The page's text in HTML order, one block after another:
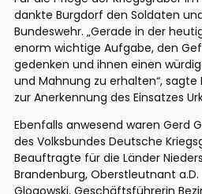
dankte Burgdorf den Soldaten
Bundeswehr. „Gerade in der
enorm wichtige Aufgabe, den
gedenken und ihnen einen
und Mahnung zu erhalten“,
zur Anerkennung des Einsatzes
Ebenfalls anwesend waren Gerd
des Volksbundes Deutsche
Beauftragte für die Länder
Brandenburg, Oberstleutnant a.D.